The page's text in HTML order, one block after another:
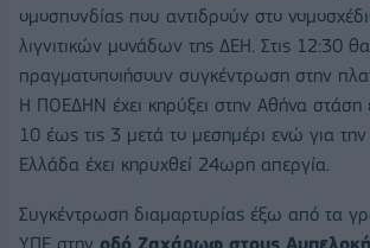
ομοσπονδίας που αντιδρούν στο
λιγνιτικών μονάδων της ΔΕΗ. Στις 12:30 θα
πραγματοποιήσουν συγκέντρωση στην
Η ΠΟΕΔΗΝ έχει κηρύξει στην Αθήνα στάση
10 έως τις 3 μετά το μεσημέρι ενώ για
Ελλάδα έχει κηρυχθεί 24ωρη απεργία.
Συγκέντρωση διαμαρτυρίας έξω από τα